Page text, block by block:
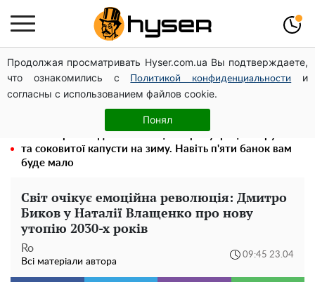
Продолжая просматривать Hyser.com.ua Вы подтверждаете,
что ознакомились с
Политикой конфиденциальности
и
согласны с использованием файлов cookie.
Понял
Гола Олена Тополя у цікавих позах змусила відвисати
щелепи: злив відео – було лише початком
Олена Тополя злив відео – це далеко не все: фронтмен
"Антитіла" Тарас Тополя став наступним
та соковитої капусти на зиму. Навіть п'яти банок вам
буде мало
Світ очікує емоційна революція: Дмитро
Биков у Наталії Влащенко про нову
утопію 2030-х років
Ro
Всі матеріали автора
09:45 23.04